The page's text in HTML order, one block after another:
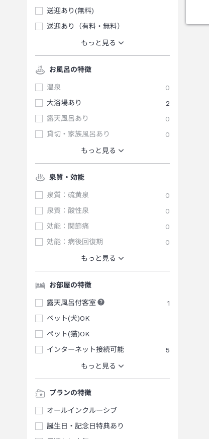
送迎あり(無料)
送迎あり（有料・無料）
もっと見る
お風呂の特徴
温泉
0
大浴場あり
2
露天風呂あり
0
貸切・家族風呂あり
0
もっと見る
泉質・効能
泉質：硫黄泉
0
泉質：酸性泉
0
効能：関節痛
0
効能：病後回復期
0
もっと見る
お部屋の特徴
露天風呂付客室
1
ペット(犬)OK
ペット(猫)OK
インターネット接続可能
5
もっと見る
プランの特徴
オールインクルーシブ
誕生日・記念日特典あり